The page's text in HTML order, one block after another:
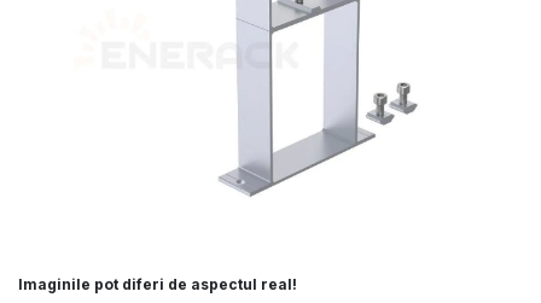
Imaginile pot diferi de aspectul real!